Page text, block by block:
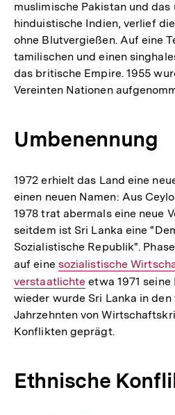
muslimische Pakistan und
hinduistische Indien, verlief
ohne Blutvergießen. Auf eine
tamilischen und einen
das britische Empire. 1955
Vereinten Nationen
Umbenennung
1972 erhielt das Land eine
einen neuen Namen: Aus
1978 trat abermals eine neue
seitdem ist Sri Lanka eine
Sozialistische Republik".
auf eine Interner
Link:
sozialistische
verstaatlichte etwa 1971
wieder wurde Sri Lanka in den
Jahrzehnten von
Konflikten geprägt.
Ethnische